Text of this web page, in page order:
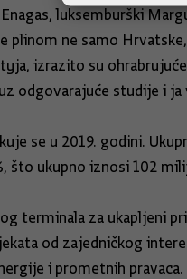
luksemburški
plinom ne samo
izrazito su
odgovarajuće studije i
se u 2019. godini.
što ukupno iznosi 102
terminala za ukapljeni
od zajedničkog
i prometnih pravaca.